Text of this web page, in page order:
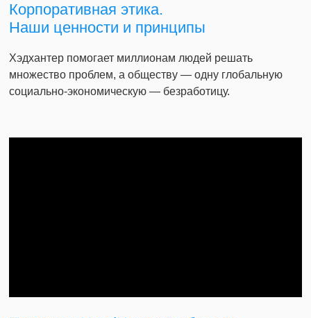
Корпоративная этика.
Наши ценности и принципы
Хэдхантер помогает миллионам людей решать
множество проблем, а обществу — одну глобальную
социально-экономическую — безработицу.